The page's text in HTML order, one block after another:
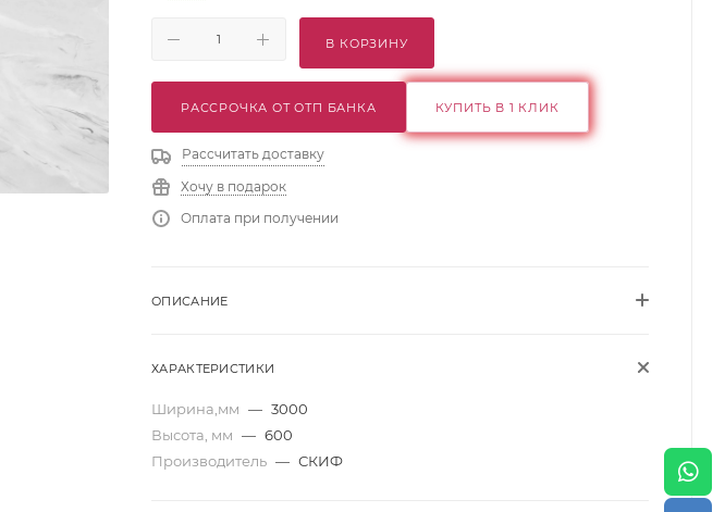
В КОРЗИНУ
РАССРОЧКА ОТ ОТП БАНКА КУПИТЬ В 1 КЛИК
Рассчитать доставку
Хочу в подарок
Оплата при получении
ОПИСАНИЕ
ХАРАКТЕРИСТИКИ
Ширина,мм — 3000
Высота, мм — 600
Производитель — СКИФ